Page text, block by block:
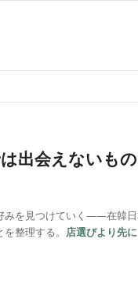
出会えないもの
みを見つけていく——在韓
整理する。 店選びより先